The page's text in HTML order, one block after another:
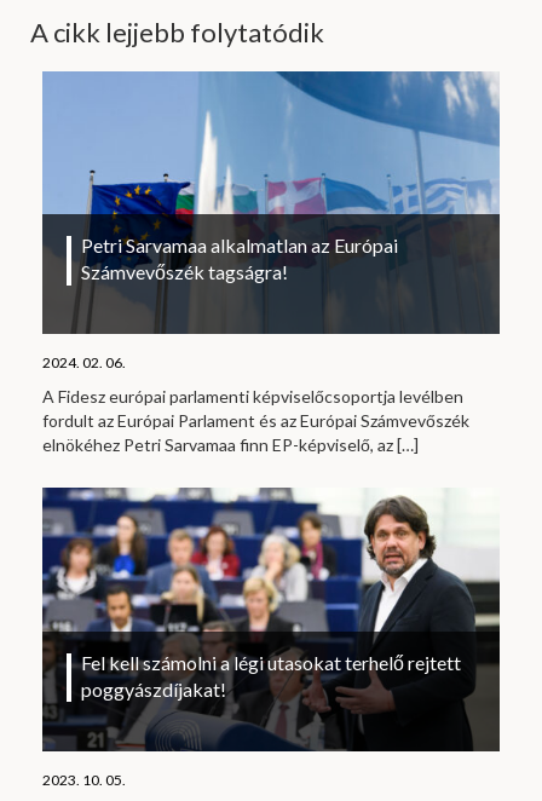
A cikk lejjebb folytatódik
Petri Sarvamaa alkalmatlan az Európai
Számvevőszék tagságra!
2024. 02. 06.
A Fidesz európai parlamenti képviselőcsoportja levélben
fordult az Európai Parlament és az Európai Számvevőszék
elnökéhez Petri Sarvamaa finn EP-képviselő, az[…]
Fel kell számolni a légi utasokat terhelő rejtett
poggyászdíjakat!
2023. 10. 05.